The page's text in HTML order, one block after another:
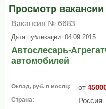
Просмотр вакансии
Вакансия № 6683
Дата публикации: 04.09.2015
Автослесарь-
автомобилей
Оклад, руб. в месяц: от
Страна: Россия